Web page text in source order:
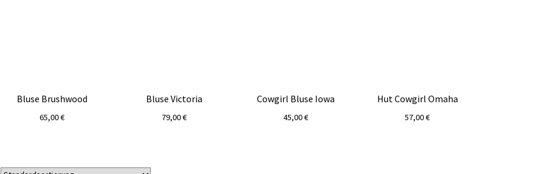
Bluse Brushwood
65,00€
Bluse Victoria
79,00€
Cowgirl Bluse Iowa
45,00€
Hut Cowgirl Omaha
57,00€